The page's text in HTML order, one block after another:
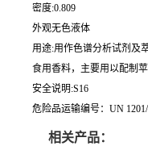
密度:0.809
外观无色液体
用途:用作色谱分析试剂及
食用香料，主要用以配制
安全说明:S16
危险品运输编号：UN
相关产品：